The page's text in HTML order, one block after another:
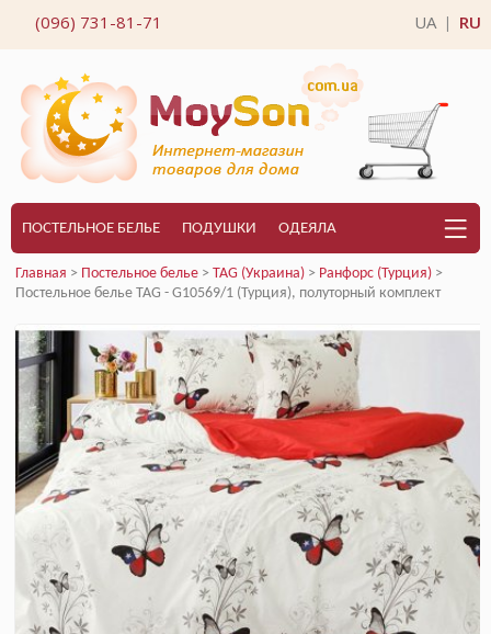
(096) 731-81-71 UA RU
ПОСТЕЛЬНОЕ БЕЛЬЕ ПОДУШКИ ОДЕЯЛА
Главная > Постельное белье > TAG (Украина) > Ранфорс (Турция) >
Постельное белье TAG - G10569/1 (Турция), полуторный комплект